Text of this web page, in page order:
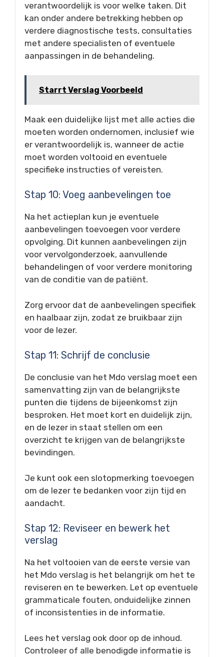
verantwoordelijk is voor welke taken. Dit
kan onder andere betrekking hebben op
verdere diagnostische tests, consultaties
met andere specialisten of eventuele
aanpassingen in de behandeling.
Starrt Verslag Voorbeeld
Maak een duidelijke lijst met alle acties die
moeten worden ondernomen, inclusief wie
er verantwoordelijk is, wanneer de actie
moet worden voltooid en eventuele
specifieke instructies of vereisten.
Stap 10: Voeg aanbevelingen toe
Na het actieplan kun je eventuele
aanbevelingen toevoegen voor verdere
opvolging. Dit kunnen aanbevelingen zijn
voor vervolgonderzoek, aanvullende
behandelingen of voor verdere monitoring
van de conditie van de patiënt.
Zorg ervoor dat de aanbevelingen specifiek
en haalbaar zijn, zodat ze bruikbaar zijn
voor de lezer.
Stap 11: Schrijf de conclusie
De conclusie van het Mdo verslag moet een
samenvatting zijn van de belangrijkste
punten die tijdens de bijeenkomst zijn
besproken. Het moet kort en duidelijk zijn,
en de lezer in staat stellen om een
overzicht te krijgen van de belangrijkste
bevindingen.
Je kunt ook een slotopmerking toevoegen
om de lezer te bedanken voor zijn tijd en
aandacht.
Stap 12: Reviseer en bewerk het
verslag
Na het voltooien van de eerste versie van
het Mdo verslag is het belangrijk om het te
reviseren en te bewerken. Let op eventuele
grammaticale fouten, onduidelijke zinnen
of inconsistenties in de informatie.
Lees het verslag ook door op de inhoud.
Controleer of alle benodigde informatie is